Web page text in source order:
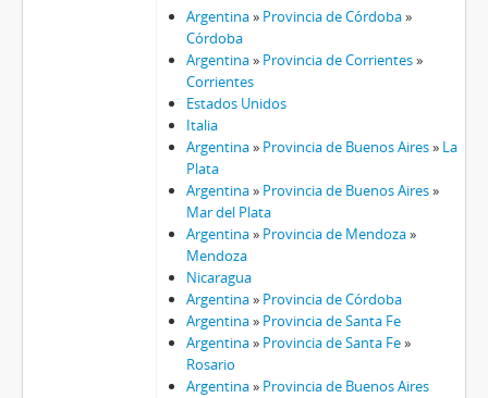
Argentina» Provincia de Córdoba»
Córdoba
Argentina» Provincia de Corrientes»
Corrientes
Estados Unidos
Italia
Argentina» Provincia de Buenos Aires» La
Plata
Argentina» Provincia de Buenos Aires»
Mar del Plata
Argentina» Provincia de Mendoza»
Mendoza
Nicaragua
Argentina» Provincia de Córdoba
Argentina» Provincia de Santa Fe
Argentina» Provincia de Santa Fe»
Rosario
Argentina» Provincia de Buenos Aires